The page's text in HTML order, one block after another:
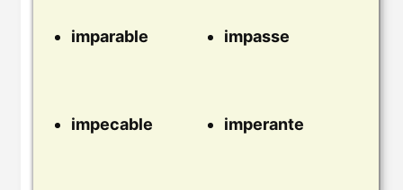
imparable impasse
impecable imperante